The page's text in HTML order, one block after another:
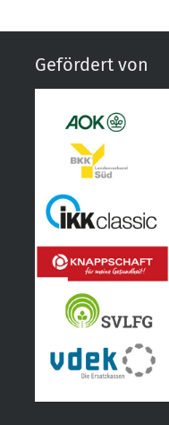
Gefördert von